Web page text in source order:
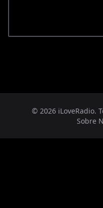
© 2026 iLoveRadio.
Sobre